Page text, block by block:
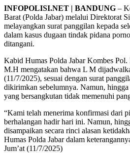
INFOPOLISI.NET | BANDUNG –
Barat (Polda Jabar) melalui Direktorat
melayangkan surat panggilan kepada
dalam kasus dugaan tindak pidana
ditangani.
Kabid Humas Polda Jabar Kombes
M.H mengatakan bahwa L M
(11/7/2025), sesuai dengan surat
dikirimkan sebelumnya. Namun,
yang bersangkutan tidak memenuhi
“Kami telah menerima konfirmasi dari
berhalangan hadir hari ini. Namun,
disampaikan secara rinci alasan
Humas Polda Jabar dalam
Jum’at (11/7/2025)